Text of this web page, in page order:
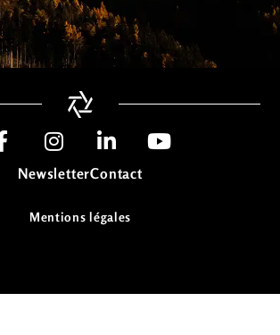
NewsletterContact
Mentions légales